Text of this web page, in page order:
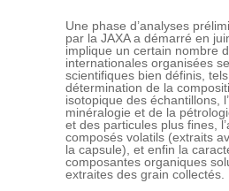
Une phase d’analyses
par la JAXA a démarré en
implique un certain nombre
internationales organisées
scientifiques bien définis,
détermination de la
isotopique des échantillons,
minéralogie et de la
et des particules plus fines,
composés volatils (extraits
la capsule), et enfin la
composantes organiques
extraites des grain collectés.